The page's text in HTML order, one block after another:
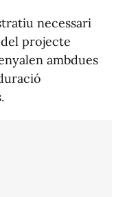
necessari
projecte
ambdues